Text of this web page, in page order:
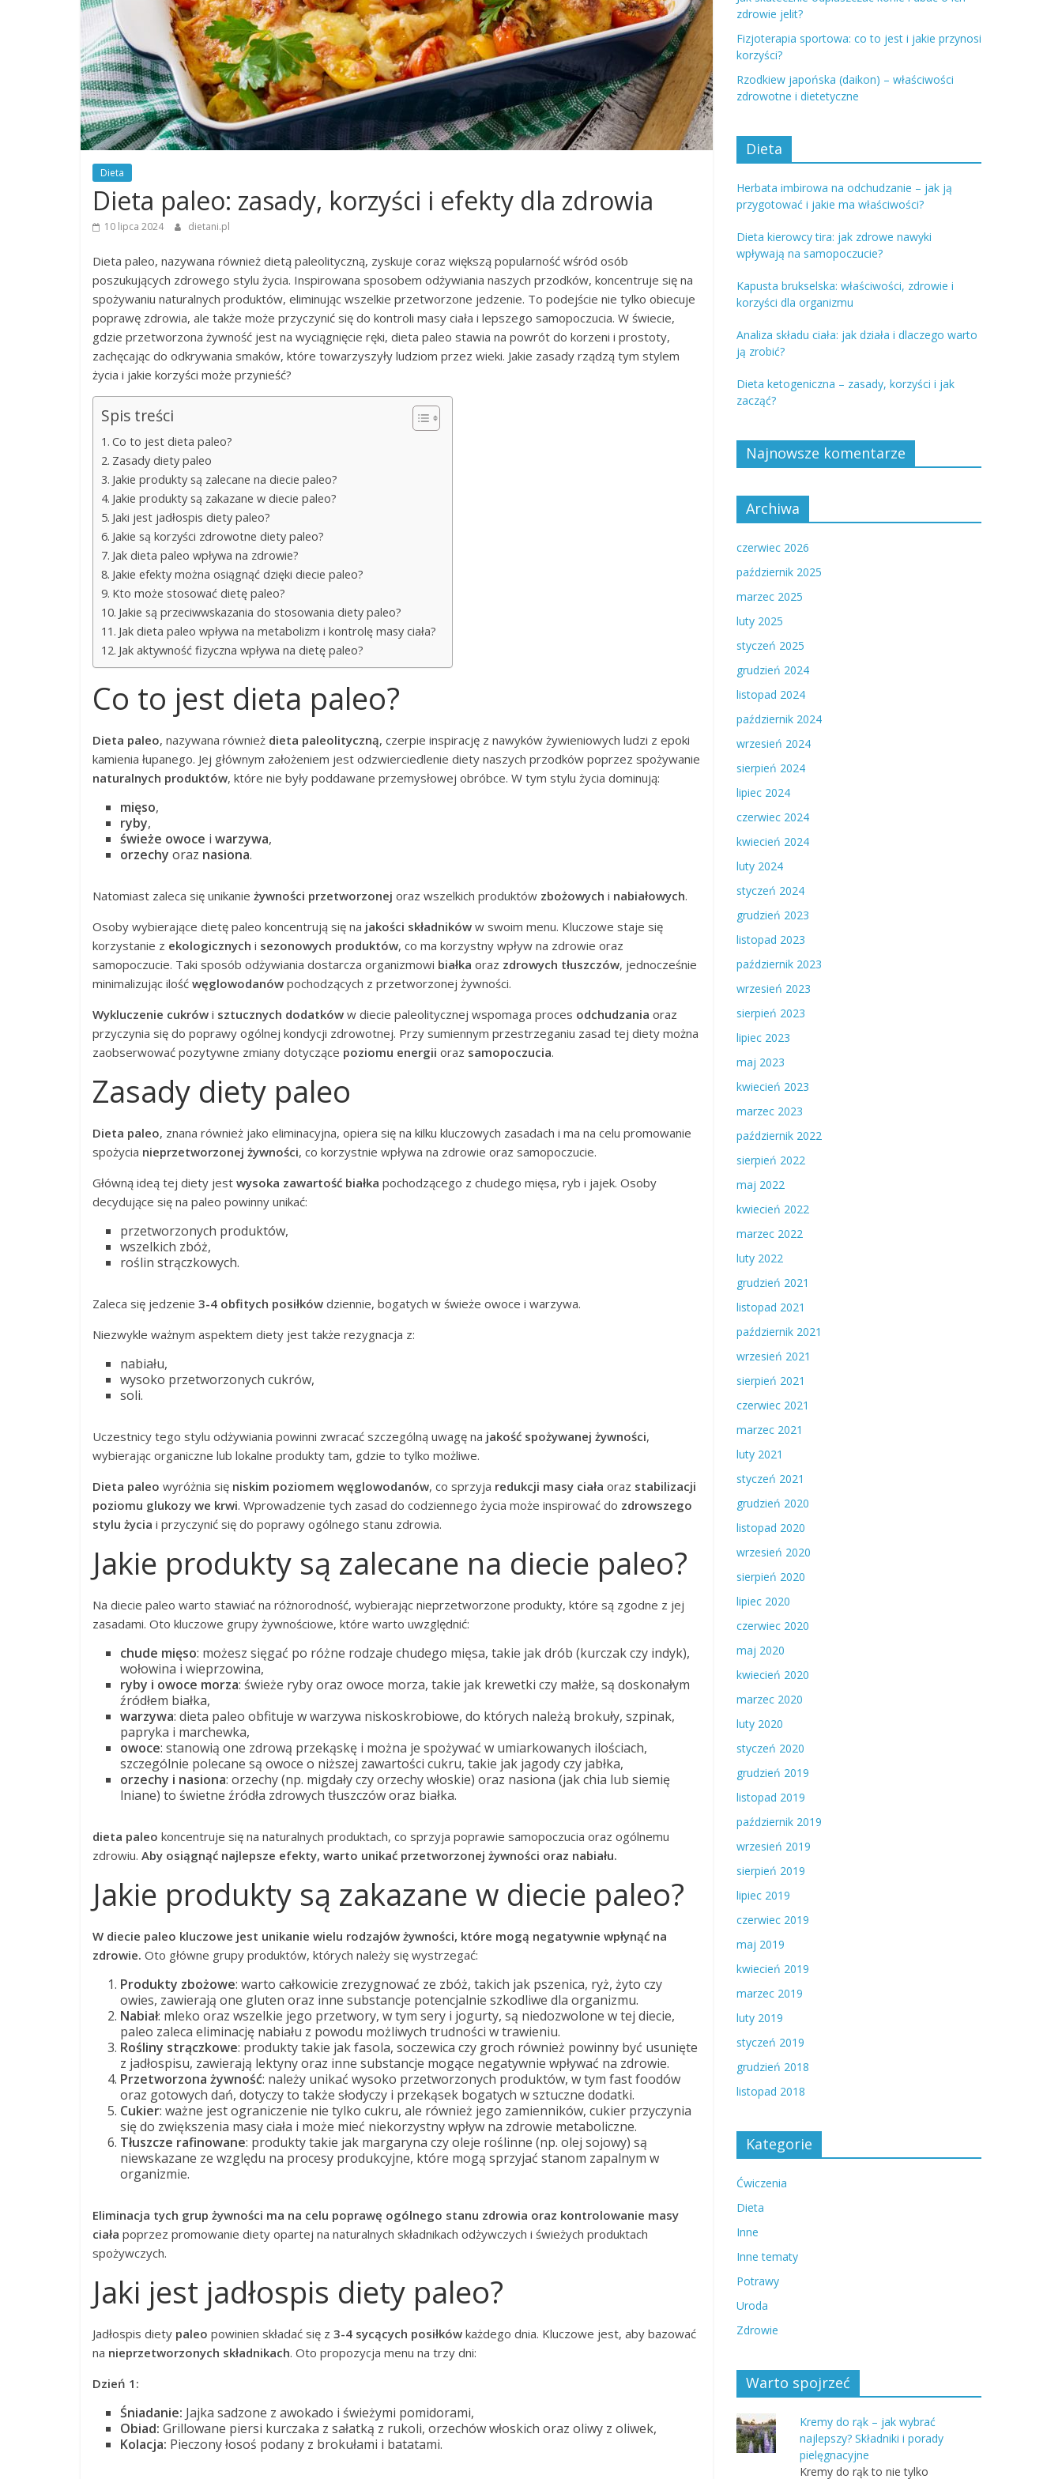
Dieta
Dieta paleo: zasady, korzyści i efekty dla zdrowia
10 lipca 2024 dietani.pl
Dieta paleo, nazywana również dietą paleolityczną, zyskuje coraz większą popularność wśród osób
poszukujących zdrowego stylu życia. Inspirowana sposobem odżywiania naszych przodków, koncentruje się na
spożywaniu naturalnych produktów, eliminując wszelkie przetworzone jedzenie. To podejście nie tylko obiecuje
poprawę zdrowia, ale także może przyczynić się do kontroli masy ciała i lepszego samopoczucia. W świecie,
gdzie przetworzona żywność jest na wyciągnięcie ręki, dieta paleo stawia na powrót do korzeni i prostoty,
zachęcając do odkrywania smaków, które towarzyszyły ludziom przez wieki. Jakie zasady rządzą tym stylem
życia i jakie korzyści może przynieść?
Spis treści
Co to jest dieta paleo?
Zasady diety paleo
Jakie produkty są zalecane na diecie paleo?
Jakie produkty są zakazane w diecie paleo?
Jaki jest jadłospis diety paleo?
Jakie są korzyści zdrowotne diety paleo?
Jak dieta paleo wpływa na zdrowie?
Jakie efekty można osiągnąć dzięki diecie paleo?
Kto może stosować dietę paleo?
Jakie są przeciwwskazania do stosowania diety paleo?
Jak dieta paleo wpływa na metabolizm i kontrolę masy ciała?
Jak aktywność fizyczna wpływa na dietę paleo?
Co to jest dieta paleo?
Dieta paleo, nazywana również dieta paleolityczną, czerpie inspirację z nawyków żywieniowych ludzi z epoki
kamienia łupanego. Jej głównym założeniem jest odzwierciedlenie diety naszych przodków poprzez spożywanie
naturalnych produktów, które nie były poddawane przemysłowej obróbce. W tym stylu życia dominują:
mięso,
ryby,
świeże owoce i warzywa,
orzechy oraz nasiona.
Natomiast zaleca się unikanie żywności przetworzonej oraz wszelkich produktów zbożowych i nabiałowych.
Osoby wybierające dietę paleo koncentrują się na jakości składników w swoim menu. Kluczowe staje się
korzystanie z ekologicznych i sezonowych produktów, co ma korzystny wpływ na zdrowie oraz
samopoczucie. Taki sposób odżywiania dostarcza organizmowi białka oraz zdrowych tłuszczów, jednocześnie
minimalizując ilość węglowodanów pochodzących z przetworzonej żywności.
Wykluczenie cukrów i sztucznych dodatków w diecie paleolitycznej wspomaga proces odchudzania oraz
przyczynia się do poprawy ogólnej kondycji zdrowotnej. Przy sumiennym przestrzeganiu zasad tej diety można
zaobserwować pozytywne zmiany dotyczące poziomu energii oraz samopoczucia.
Zasady diety paleo
Dieta paleo, znana również jako eliminacyjna, opiera się na kilku kluczowych zasadach i ma na celu promowanie
spożycia nieprzetworzonej żywności, co korzystnie wpływa na zdrowie oraz samopoczucie.
Główną ideą tej diety jest wysoka zawartość białka pochodzącego z chudego mięsa, ryb i jajek. Osoby
decydujące się na paleo powinny unikać:
przetworzonych produktów,
wszelkich zbóż,
roślin strączkowych.
Zaleca się jedzenie 3-4 obfitych posiłków dziennie, bogatych w świeże owoce i warzywa.
Niezwykle ważnym aspektem diety jest także rezygnacja z:
nabiału,
wysoko przetworzonych cukrów,
soli.
Uczestnicy tego stylu odżywiania powinni zwracać szczególną uwagę na jakość spożywanej żywności,
wybierając organiczne lub lokalne produkty tam, gdzie to tylko możliwe.
Dieta paleo wyróżnia się niskim poziomem węglowodanów, co sprzyja redukcji masy ciała oraz stabilizacji
poziomu glukozy we krwi. Wprowadzenie tych zasad do codziennego życia może inspirować do zdrowszego
stylu życia i przyczynić się do poprawy ogólnego stanu zdrowia.
Jakie produkty są zalecane na diecie paleo?
Na diecie paleo warto stawiać na różnorodność, wybierając nieprzetworzone produkty, które są zgodne z jej
zasadami. Oto kluczowe grupy żywnościowe, które warto uwzględnić:
chude mięso: możesz sięgać po różne rodzaje chudego mięsa, takie jak drób (kurczak czy indyk),
wołowina i wieprzowina,
ryby i owoce morza: świeże ryby oraz owoce morza, takie jak krewetki czy małże, są doskonałym
źródłem białka,
warzywa: dieta paleo obfituje w warzywa niskoskrobiowe, do których należą brokuły, szpinak,
papryka i marchewka,
owoce: stanowią one zdrową przekąskę i można je spożywać w umiarkowanych ilościach,
szczególnie polecane są owoce o niższej zawartości cukru, takie jak jagody czy jabłka,
orzechy i nasiona: orzechy (np. migdały czy orzechy włoskie) oraz nasiona (jak chia lub siemię
lniane) to świetne źródła zdrowych tłuszczów oraz białka.
dieta paleo koncentruje się na naturalnych produktach, co sprzyja poprawie samopoczucia oraz ogólnemu
zdrowiu. Aby osiągnąć najlepsze efekty, warto unikać przetworzonej żywności oraz nabiału.
Jakie produkty są zakazane w diecie paleo?
W diecie paleo kluczowe jest unikanie wielu rodzajów żywności, które mogą negatywnie wpłynąć na
zdrowie. Oto główne grupy produktów, których należy się wystrzegać:
Produkty zbożowe: warto całkowicie zrezygnować ze zbóż, takich jak pszenica, ryż, żyto czy
owies, zawierają one gluten oraz inne substancje potencjalnie szkodliwe dla organizmu.
Nabiał: mleko oraz wszelkie jego przetwory, w tym sery i jogurty, są niedozwolone w tej diecie,
paleo zaleca eliminację nabiału z powodu możliwych trudności w trawieniu.
Rośliny strączkowe: produkty takie jak fasola, soczewica czy groch również powinny być usunięte
z jadłospisu, zawierają lektyny oraz inne substancje mogące negatywnie wpływać na zdrowie.
Przetworzona żywność: należy unikać wysoko przetworzonych produktów, w tym fast foodów
oraz gotowych dań, dotyczy to także słodyczy i przekąsek bogatych w sztuczne dodatki.
Cukier: ważne jest ograniczenie nie tylko cukru, ale również jego zamienników, cukier przyczynia
się do zwiększenia masy ciała i może mieć niekorzystny wpływ na zdrowie metaboliczne.
Tłuszcze rafinowane: produkty takie jak margaryna czy oleje roślinne (np. olej sojowy) są
niewskazane ze względu na procesy produkcyjne, które mogą sprzyjać stanom zapalnym w
organizmie.
Eliminacja tych grup żywności ma na celu poprawę ogólnego stanu zdrowia oraz kontrolowanie masy
ciała poprzez promowanie diety opartej na naturalnych składnikach odżywczych i świeżych produktach
spożywczych.
Jaki jest jadłospis diety paleo?
Jadłospis diety paleo powinien składać się z 3-4 sycących posiłków każdego dnia. Kluczowe jest, aby bazować
na nieprzetworzonych składnikach. Oto propozycja menu na trzy dni:
Dzień 1:
Śniadanie: Jajka sadzone z awokado i świeżymi pomidorami,
Obiad: Grillowane piersi kurczaka z sałatką z rukoli, orzechów włoskich oraz oliwy z oliwek,
Kolacja: Pieczony łosoś podany z brokułami i batatami.
zdrowie jelit?
Fizjoterapia sportowa: co to jest i jakie przynosi
korzyści?
Rzodkiew japońska (daikon) – właściwości
zdrowotne i dietetyczne
Dieta
Herbata imbirowa na odchudzanie – jak ją
przygotować i jakie ma właściwości?
Dieta kierowcy tira: jak zdrowe nawyki
wpływają na samopoczucie?
Kapusta brukselska: właściwości, zdrowie i
korzyści dla organizmu
Analiza składu ciała: jak działa i dlaczego warto
ją zrobić?
Dieta ketogeniczna – zasady, korzyści i jak
zacząć?
Najnowsze komentarze
Archiwa
czerwiec 2026
październik 2025
marzec 2025
luty 2025
styczeń 2025
grudzień 2024
listopad 2024
październik 2024
wrzesień 2024
sierpień 2024
lipiec 2024
czerwiec 2024
kwiecień 2024
luty 2024
styczeń 2024
grudzień 2023
listopad 2023
październik 2023
wrzesień 2023
sierpień 2023
lipiec 2023
maj 2023
kwiecień 2023
marzec 2023
październik 2022
sierpień 2022
maj 2022
kwiecień 2022
marzec 2022
luty 2022
grudzień 2021
listopad 2021
październik 2021
wrzesień 2021
sierpień 2021
czerwiec 2021
marzec 2021
luty 2021
styczeń 2021
grudzień 2020
listopad 2020
wrzesień 2020
sierpień 2020
lipiec 2020
czerwiec 2020
maj 2020
kwiecień 2020
marzec 2020
luty 2020
styczeń 2020
grudzień 2019
listopad 2019
październik 2019
wrzesień 2019
sierpień 2019
lipiec 2019
czerwiec 2019
maj 2019
kwiecień 2019
marzec 2019
luty 2019
styczeń 2019
grudzień 2018
listopad 2018
Kategorie
Ćwiczenia
Dieta
Inne
Inne tematy
Potrawy
Uroda
Zdrowie
Warto spojrzeć
Kremy do rąk – jak wybrać
najlepszy? Składniki i porady
pielęgnacyjne
Kremy do rąk to nie tylko